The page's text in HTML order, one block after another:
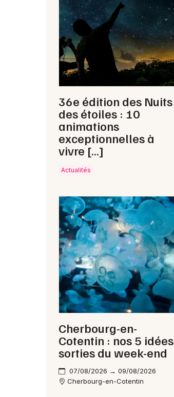
36e édition des Nuits
des étoiles : 10
animations
exceptionnelles à
vivre […]
Actualités
Cherbourg-en-
Cotentin : nos 5 idées
sorties du week-end
07/08/2026 → 09/08/2026
Cherbourg-en-Cotentin